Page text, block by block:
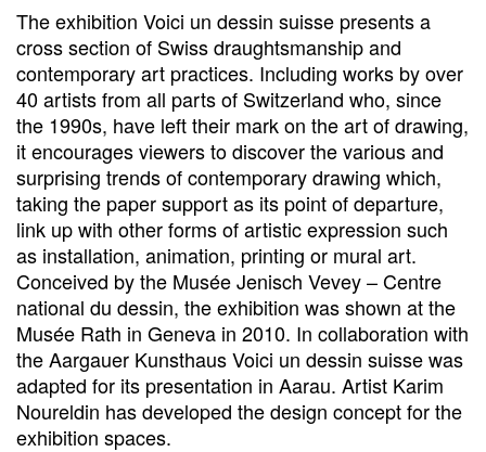
The exhibition Voici un dessin suisse presents a
cross section of Swiss draughtsmanship and
contemporary art practices. Including works by over
40 artists from all parts of Switzerland who, since
the 1990s, have left their mark on the art of drawing,
it encourages viewers to discover the various and
surprising trends of contemporary drawing which,
taking the paper support as its point of departure,
link up with other forms of artistic expression such
as installation, animation, printing or mural art.
Conceived by the Musée Jenisch Vevey – Centre
national du dessin, the exhibition was shown at the
Musée Rath in Geneva in 2010. In collaboration with
the Aargauer Kunsthaus Voici un dessin suisse was
adapted for its presentation in Aarau. Artist Karim
Noureldin has developed the design concept for the
exhibition spaces.